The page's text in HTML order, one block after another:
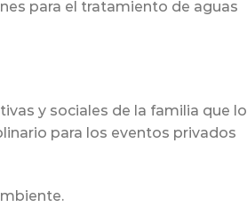
para el tratamiento de aguas
y sociales de la familia que lo
para los eventos privados